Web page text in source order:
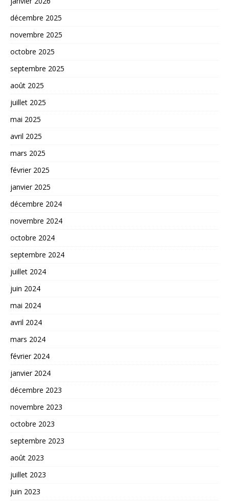
décembre 2025
novembre 2025
octobre 2025
septembre 2025
août 2025
juillet 2025
mai 2025
avril 2025
mars 2025
février 2025
janvier 2025
décembre 2024
novembre 2024
octobre 2024
septembre 2024
juillet 2024
juin 2024
mai 2024
avril 2024
mars 2024
février 2024
janvier 2024
décembre 2023
novembre 2023
octobre 2023
septembre 2023
août 2023
juillet 2023
juin 2023